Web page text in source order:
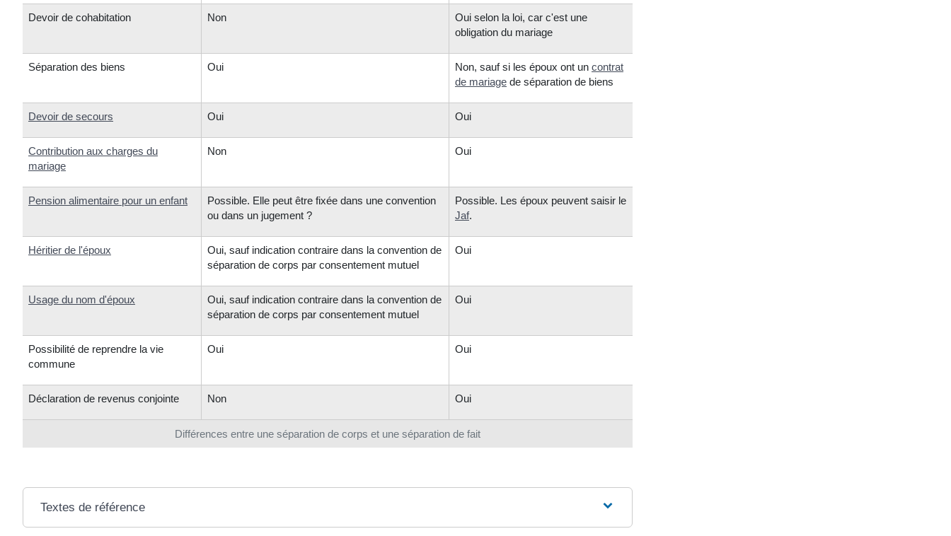
Différences entre une séparation de corps et une séparation de fait
Devoir de cohabitation Non
Oui selon la loi, car c'est une
obligation du mariage
Séparation des biens Oui Non, sauf si les époux ont un contrat
de mariage de séparation de biens
Devoir de secours Oui Oui
Contribution aux charges du
mariage
Non Oui
Pension alimentaire pour un enfant
Possible. Elle peut être fixée dans une convention
ou dans un jugement ?
Possible. Les époux peuvent saisir le
Jaf.
Héritier de l'époux
Oui, sauf indication contraire dans la convention de
séparation de corps par consentement mutuel
Oui
Usage du nom d'époux
Oui, sauf indication contraire dans la convention de
séparation de corps par consentement mutuel
Oui
Possibilité de reprendre la vie
commune
Oui Oui
Déclaration de revenus conjointe Non Oui
Textes de référence